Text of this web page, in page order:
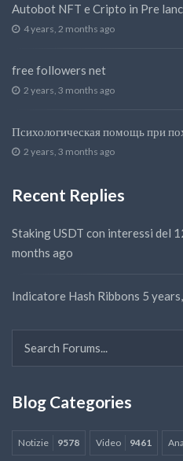
Autobot NFT e Cripto in Pre
4 years, 2 months ago
free followers net
2 years, 3 months ago
Психологическая помощь при
2 years, 3 months ago
Recent Replies
Staking USDT con interessi del
months ago
Indicatore Hash Ribbons 5
Blog Categories
Notizie 9578 Video 9461